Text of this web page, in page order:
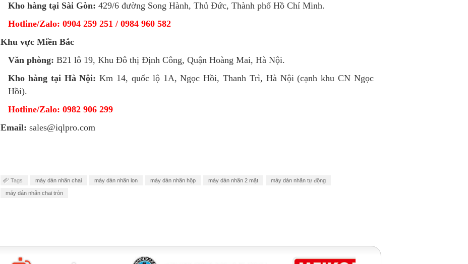
Kho hàng tại Sài Gòn: 429/6 đường Song Hành, Thủ Đức, Thành phố Hồ Chí Minh.
Hotline/Zalo: 0904 259 251 / 0984 960 582
Khu vực Miền Bắc
Văn phòng: B21 lô 19, Khu Đô thị Định Công, Quận Hoàng Mai, Hà Nội.
Kho hàng tại Hà Nội: Km 14, quốc lộ 1A, Ngọc Hồi, Thanh Trì, Hà Nội (cạnh khu CN Ngọc
Hồi).
Hotline/Zalo: 0982 906 299
Email: sales@iqlpro.com
Tags máy dán nhãn chai máy dán nhãn lon máy dán nhãn hộp máy dán nhãn 2 mặt máy dán nhãn tự động
máy dán nhãn chai tròn